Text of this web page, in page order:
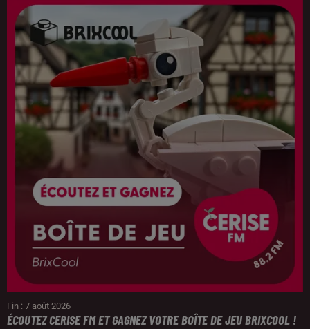
Fin : 7 août 2026
ÉCOUTEZ CERISE FM ET GAGNEZ VOTRE BOÎTE DE JEU BRIXCOOL !